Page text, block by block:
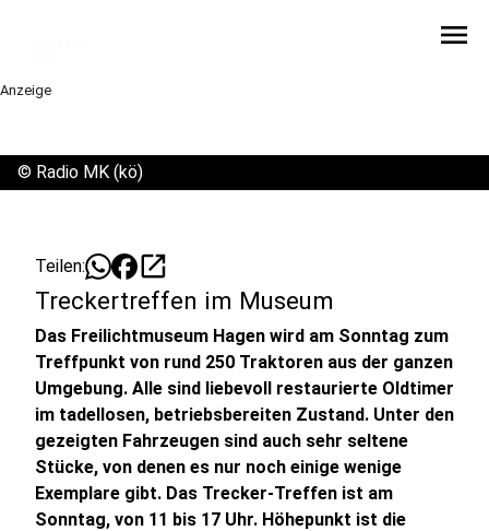
menu
Anzeige
© Radio MK (kö)
Teilen: open_in_new
Treckertreffen im Museum
Das Freilichtmuseum Hagen wird am Sonntag zum
Treffpunkt von rund 250 Traktoren aus der ganzen
Umgebung. Alle sind liebevoll restaurierte Oldtimer
im tadellosen, betriebsbereiten Zustand. Unter den
gezeigten Fahrzeugen sind auch sehr seltene
Stücke, von denen es nur noch einige wenige
Exemplare gibt. Das Trecker-Treffen ist am
Sonntag, von 11 bis 17 Uhr. Höhepunkt ist die